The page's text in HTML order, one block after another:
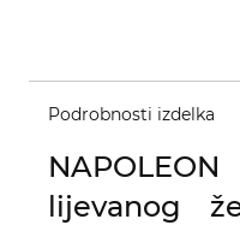
Podrobnosti izdelka
lijevanog